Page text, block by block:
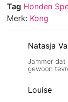
Tag Honden
Merk: Kong